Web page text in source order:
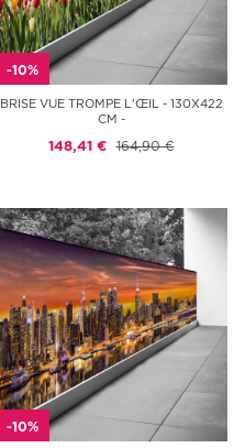
-10%
BRISE VUE TROMPE L'ŒIL - 130X422
CM -
148,41 € 164,90 €
-10%